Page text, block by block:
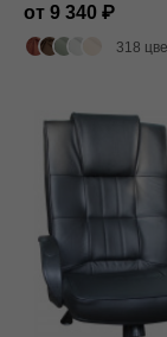
от 9 340
318